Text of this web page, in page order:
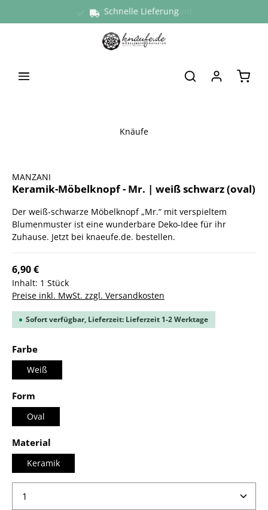
Schnelle Lieferung
Versand aus Deutschland
Knäufe
MANZANI
Keramik-Möbelknopf - Mr. | weiß schwarz (oval)
Der weiß-schwarze Möbelknopf „Mr.“ mit verspieltem
Blumenmuster ist eine wunderbare Deko-Idee für ihr
Zuhause. Jetzt bei knaeufe.de. bestellen.
6,90 €
Inhalt: 1 Stück
Preise inkl. MwSt. zzgl. Versandkosten
Sofort verfügbar, Lieferzeit: Lieferzeit 1-2 Werktage
Farbeauswählen
Weiß
Form
Oval
Material
Keramik
Produkt Anzahl: Gib den gewünschten Wert ein